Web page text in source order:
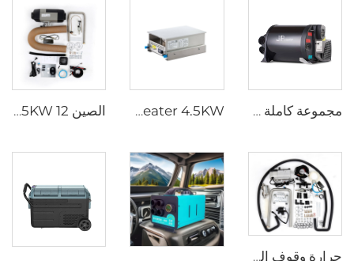
مجموعة كاملة من المبردات و سخانات المجال JP Heater 4.5KW الموقد الديزل 12V الموقد الديزل القافلة الطباخ المطبخ المنزلق للطباخ RV الصين 5KW 12 فولت غازي موقف للسيارات المكشوفة سخان هوائي سخان البنزين محطة وقوف السيارات للكاروان
حرارة وقوف السيارات السائلة 5KW 12V حرارة السيارة الغاز البنزين حرارة مائية هيدرونية